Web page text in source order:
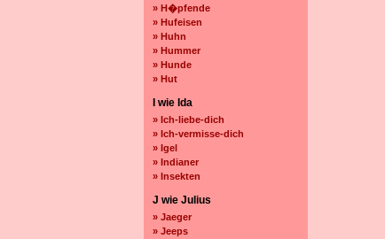
» H�pfende
» Hufeisen
» Huhn
» Hummer
» Hunde
» Hut
I wie Ida
» Ich-liebe-dich
» Ich-vermisse-dich
» Igel
» Indianer
» Insekten
J wie Julius
» Jaeger
» Jeeps